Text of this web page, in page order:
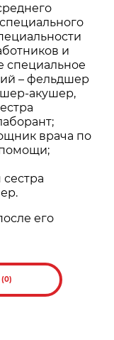
и
специальное
– фельдшер
акушер,
врача по
его